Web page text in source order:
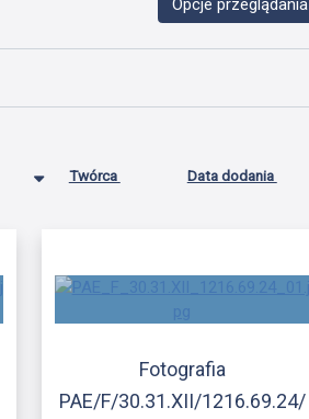
Opcje przeglądania
Twórca Data dodania
Fotografia
PAE/F/30.31.XII/1216.69.24/